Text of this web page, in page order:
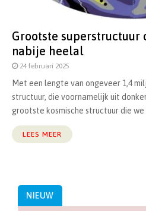
Grootste superstructuur
nabije heelal
24 februari 2025
Met een lengte van ongeveer 1,4
structuur, die voornamelijk uit
grootste kosmische structuur die we
LEES MEER
NIEUW